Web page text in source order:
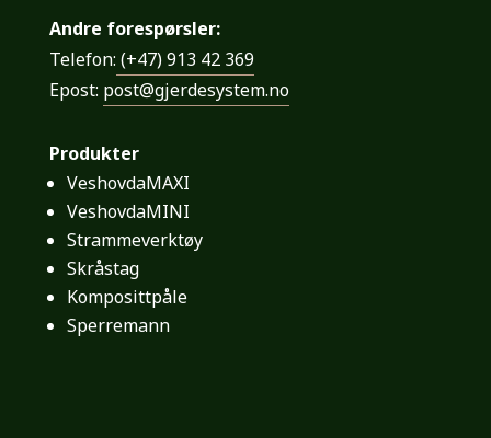
Andre forespørsler:
Telefon: (+47) 913 42 369
Epost: post@gjerdesystem.no
Produkter
VeshovdaMAXI
VeshovdaMINI
Strammeverktøy
Skråstag
Komposittpåle
Sperremann